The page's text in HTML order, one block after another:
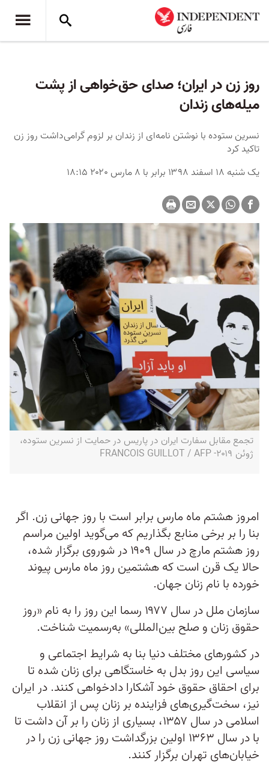
روز زن در ایران؛ صدای حق‌خواهی از پشت
میله‌های زندان
نسرین ستوده با نوشتن نامه‌ای از زندان بر لزوم گرامی‌داشت روز زن
تاکید کرد
یک شنبه ۱۸ اسفند ۱۳۹۸ برابر با ۸ مارس ۲۰۲۰ ۱۸:۱۵
تجمع مقابل سفارت ایران در پاریس در حمایت از نسرین ستوده،
ژوئن ۲۰۱۹- FRANCOIS GUILLOT / AFP
امروز هشتم ماه مارس برابر است با روز جهانی زن. اگر
بنا را بر برخی منابع بگذاریم که می‌گوید اولین مراسم
روز هشتم مارچ در سال ۱۹۰۹ در شوروی برگزار شده،
حالا یک قرن است که هشتمین روز ماه مارس پیوند
خورده با نام زنان جهان.
سازمان ملل در سال ۱۹۷۷ رسما این روز را به نام «روز
حقوق زنان و صلح بین‌المللی» به‌رسمیت شناخت.
در کشورهای مختلف دنیا بنا به شرایط اجتماعی و
سیاسی این روز بدل به خاستگاهی برای زنان شده تا
برای احقاق حقوق خود آشکارا دادخواهی کنند. در ایران
نیز، سخت‌گیری‌های فزاینده بر زنان پس از انقلاب
اسلامی در سال ۱۳۵۷، بسیاری از زنان را بر آن داشت تا
با در سال ۱۳۶۳ اولین بزرگداشت روز جهانی زن را در
خیابان‌های تهران برگزار کنند.